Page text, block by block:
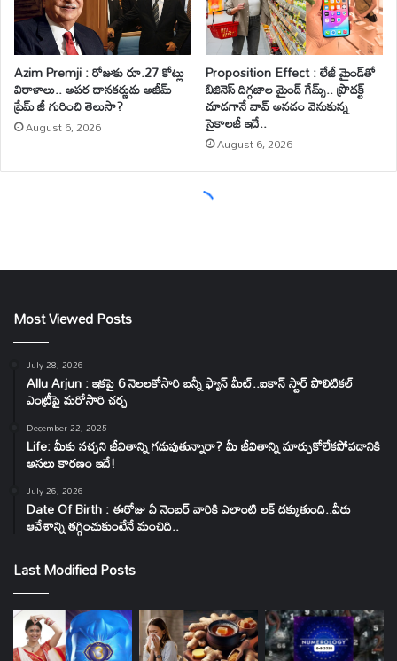
Most Viewed Posts
July 28, 2026
Allu Arjun : ఇకపై 6 నెలలకోసారి బన్నీ ఫ్యాన్ మీట్..ఐకాన్ స్టార్ పొలిటికల్
ఎంట్రీపై మరోసారి చర్చ
December 22, 2025
Life: మీకు నచ్చని జీవితాన్ని గడుపుతున్నారా? మీ జీవితాన్ని మార్చుకోలేకపోవడానికి
అసలు కారణం ఇదే!
July 26, 2026
Date Of Birth : ఈరోజు ఏ నెంబర్ వారికి ఎలాంటి లక్ దక్కుతుంది..వీరు
ఆవేశాన్ని తగ్గించుకుంటేనే మంచిది..
Last Modified Posts